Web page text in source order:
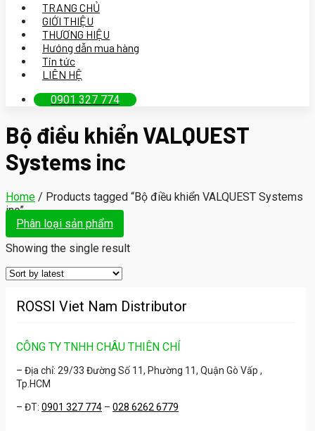
TRANG CHỦ
GIỚI THIỆU
THƯƠNG HIỆU
Hướng dẫn mua hàng
Tin tức
LIÊN HỆ
0901 327 774
Bộ điều khiển VALQUEST
Systems inc
Home / Products tagged “Bộ điều khiển VALQUEST Systems
inc”
Phân loại sản phẩm
Showing the single result
ROSSI Viet Nam Distributor
CÔNG TY TNHH CHÂU THIÊN CHÍ
– Địa chỉ: 29/33 Đường Số 11, Phường 11, Quận Gò Vấp ,
Tp.HCM
– ĐT: 0901 327 774 – 028 6262 6779